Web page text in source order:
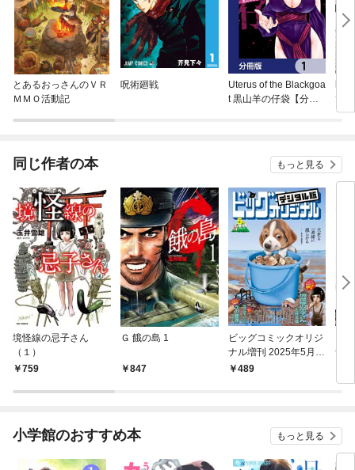
とあるおっさんのＶＲ
ＭＭＯ活動記
呪術廻戦
Uterus of the Blackgoa
t 黒山羊の仔袋【分冊
て
ま
同じ作者の本 もっと見る
境怪線の忌子さん
（１）
759
Ｇ 餓の島 1
847
ビッグコミックオリジ
ナル増刊 2025年5月増
刊号（2025年4月12日
489
ナ
小学館のおすすめ本 もっと見る